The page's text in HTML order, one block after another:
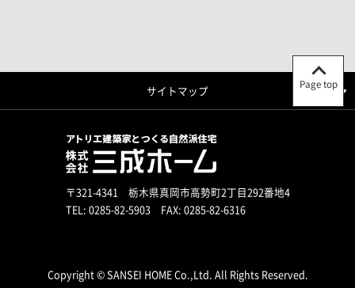
サイトマップ
〒321-4341 栃木県真岡市高勢町2丁目292番地4
TEL: 0285-82-5903FAX: 0285-82-6316
Copyright © SANSEI HOME Co.,Ltd. All Rights Reserved.
Page top